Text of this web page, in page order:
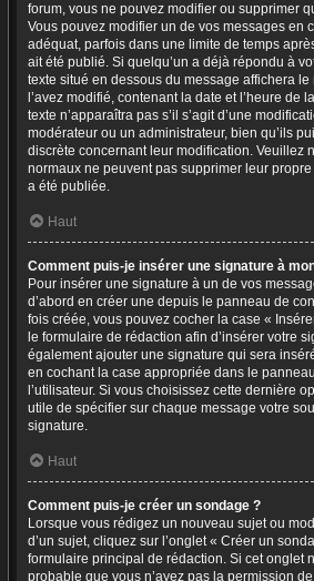
forum, vous ne pouvez modifier ou supprimer
Vous pouvez modifier un de vos messages en
adéquat, parfois dans une limite de temps
ait été publié. Si quelqu’un a déjà répondu à
texte situé en dessous du message affichera
l’avez modifié, contenant la date et l’heure de
texte n’apparaîtra pas s’il s’agit d’une
modérateur ou un administrateur, bien qu’ils
discrète concernant leur modification. Veuillez
normaux ne peuvent pas supprimer leur
a été publiée.
Haut
Comment puis-je insérer une signature à
Pour insérer une signature à un de vos
d’abord en créer une depuis le panneau de
fois créée, vous pouvez cocher la case «
le formulaire de rédaction afin d’insérer votre
également ajouter une signature qui sera
en cochant la case appropriée dans le
l’utilisateur. Si vous choisissez cette dernière
utile de spécifier sur chaque message votre
signature.
Haut
Comment puis-je créer un sondage ?
Lorsque vous rédigez un nouveau sujet ou
d’un sujet, cliquez sur l’onglet « Créer un
formulaire principal de rédaction. Si cet onglet
probable que vous n’ayez pas la permission